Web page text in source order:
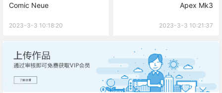
Comic Neue
2023-3-3 10:18:20
Apex Mk3
2023-3-3 10:21:37
广告